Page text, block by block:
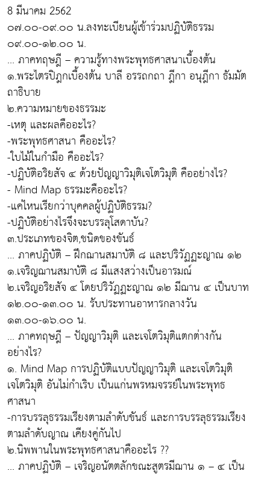
8 มีนาคม 2562
๐๗.๐๐-๐๙.๐๐ น.ลงทะเบียนผู้เข้าร่วมปฏิบัติธรรม
๐๙.๐๐-๑๒.๐๐ น.
... ภาคทฤษฎี – ความรู้ทางพระพุทธศาสนาเบื้องต้น
๑.พระไตรปิฎกเบื้องต้น บาลี อรรถกถา ฎีกา อนุฎีกา ธัมมัต
ถาธิบาย
๒.ความหมายของธรรมะ
-เหตุ และผลคืออะไร?
-พระพุทธศาสนา คืออะไร?
-ใบไม้ในกำมือ คืออะไร?
-ปฏิบัติอริยสัจ ๔ ด้วยปัญญาวิมุติเจโตวิมุติ คืออย่างไร?
- Mind Map ธรรมะคืออะไร?
-แค่ไหนเรียกว่าบุคคลผู้ปฏิบัติธรรม?
-ปฏิบัติอย่างไรจึงจะบรรลุโสดาบัน?
๓.ประเภทของจิต,ชนิดของขันธ์
... ภาคปฏิบัติ – ฝึกฌานสมาบัติ ๘ และปริวัฏฏะญาณ ๑๒
๑.เจริญฌานสมาบัติ ๘ มีแสงสว่างเป็นอารมณ์
๒.เจริญอริยสัจ ๔ โดยปริวัฏฏะญาณ ๑๒ มีฌาน ๔ เป็นบาท
๑๒.๐๐-๑๓.๐๐ น. รับประทานอาหารกลางวัน
๑๓.๐๐-๑๖.๐๐ น.
... ภาคทฤษฎี – ปัญญาวิมุติ และเจโตวิมุติแตกต่างกัน
อย่างไร?
๑. Mind Map การปฏิบัติแบบปัญญาวิมุติ และเจโตวิมุติ
เจโตวิมุติ อันไม่กำเริบ เป็นแก่นพรหมจรรย์ในพระพุทธ
ศาสนา
-การบรรลุธรรมเรียงตามลำดับขันธ์ และการบรรลุธรรมเรียง
ตามลำดับญาณ เคียงคู่กันไป
๒.นิพพานในพระพุทธศาสนาคืออะไร ??
... ภาคปฏิบัติ – เจริญอนัตตลักขณะสูตรมีฌาน ๑ – ๔ เป็น